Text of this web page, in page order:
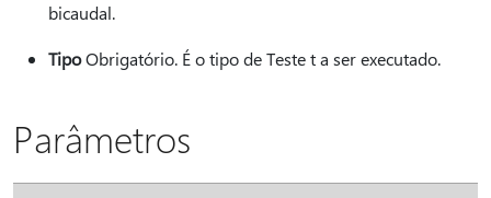
bicaudal.
TipoObrigatório. É o tipo de Teste t a ser executado.
Parâmetros